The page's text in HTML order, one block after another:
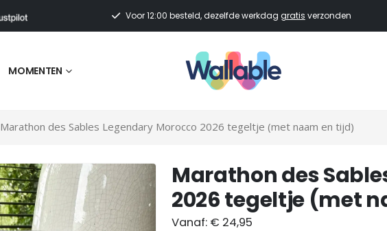
Voor 12:00 besteld, dezelfde werkdag gratis verzonden
MOMENTEN
Marathon des Sables Legendary Morocco 2026 tegeltje (met naam en tijd)
Marathon des
2026 tegeltje (met
Vanaf: € 24,95